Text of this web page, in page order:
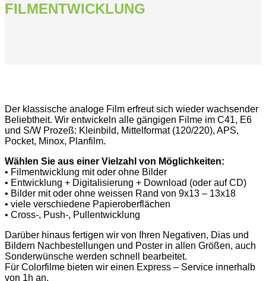
FILMENTWICKLUNG
Der klassische analoge Film erfreut sich wieder wachsender
Beliebtheit. Wir entwickeln alle gängigen Filme im C41, E6
und S/W Prozeß: Kleinbild, Mittelformat (120/220), APS,
Pocket, Minox, Planfilm.
Wählen Sie aus einer Vielzahl von Möglichkeiten:
• Filmentwicklung mit oder ohne Bilder
• Entwicklung + Digitalisierung + Download (oder auf CD)
• Bilder mit oder ohne weissen Rand von 9x13 – 13x18
• viele verschiedene Papieroberflächen
• Cross-, Push-, Pullentwicklung
Darüber hinaus fertigen wir von Ihren Negativen, Dias und
Bildern Nachbestellungen und Poster in allen Größen, auch
Sonderwünsche werden schnell bearbeitet.
Für Colorfilme bieten wir einen Express – Service innerhalb
von 1h an.